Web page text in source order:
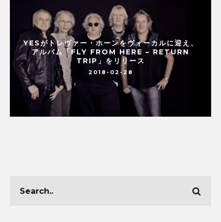
YESがトレヴァー・ホーンをヴォーカルに迎え、
アルバム「FLY FROM HERE – RETURN
TRIP」をリリース
2018-02-28